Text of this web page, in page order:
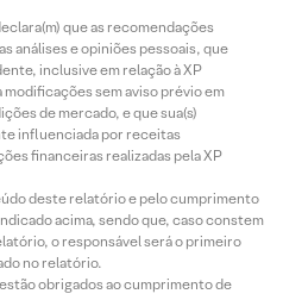
que as recomendações
análises e opiniões pessoais, que
inclusive em relação à XP
sem aviso prévio em
de mercado, e que sua(s)
influenciada por receitas
financeiras realizadas pela XP
deste relatório e pelo cumprimento
acima, sendo que, caso constem
o responsável será o primeiro
no relatório.
obrigados ao cumprimento de